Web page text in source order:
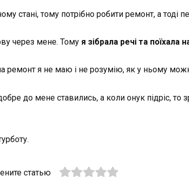
стані, тому потрібно робити ремонт, а тоді
через мене. Тому я зібрала речі та поїхала
ремонт я не маю і не розумію, як у ньому
до мене ставились, а коли онук підріс, то
статью